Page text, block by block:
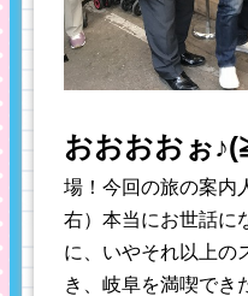
おおおおぉ
場！今回の旅の案内
右）本当にお世話に
に、いやそれ以上の
き、岐阜を満喫でき